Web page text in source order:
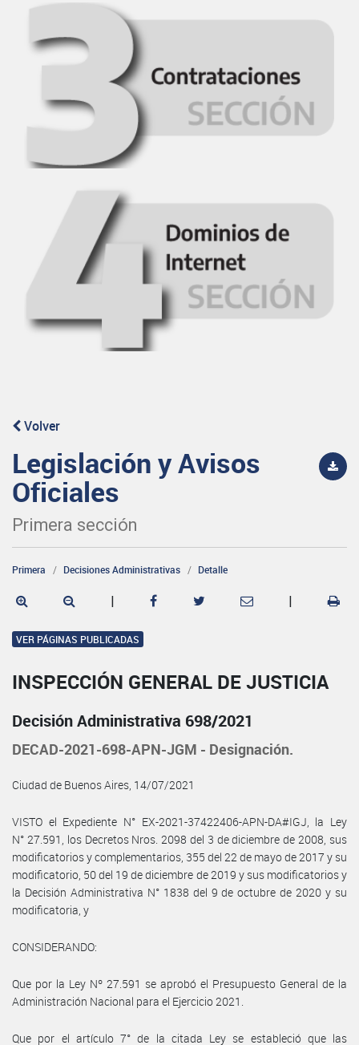
Volver
Legislación y Avisos
Oficiales
Primera sección
Primera Decisiones Administrativas Detalle
| |
VER PÁGINAS PUBLICADAS
INSPECCIÓN GENERAL DE JUSTICIA
Decisión Administrativa 698/2021
DECAD-2021-698-APN-JGM - Designación.
Ciudad de Buenos Aires, 14/07/2021
VISTO el Expediente N° EX-2021-37422406-APN-DA#IGJ, la Ley
N° 27.591, los Decretos Nros. 2098 del 3 de diciembre de 2008, sus
modificatorios y complementarios, 355 del 22 de mayo de 2017 y su
modificatorio, 50 del 19 de diciembre de 2019 y sus modificatorios y
la Decisión Administrativa N° 1838 del 9 de octubre de 2020 y su
modificatoria, y
CONSIDERANDO:
Que por la Ley Nº 27.591 se aprobó el Presupuesto General de la
Administración Nacional para el Ejercicio 2021.
Que por el artículo 7° de la citada Ley se estableció que las